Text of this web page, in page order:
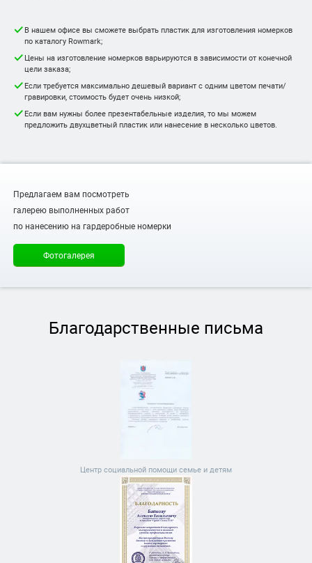
В нашем офисе вы сможете выбрать пластик для изготовления номерков
по каталогу Rowmark;
Цены на изготовление номерков варьируются в зависимости от конечной
цели заказа;
Если требуется максимально дешевый вариант с одним цветом печати/
гравировки, стоимость будет очень низкой;
Если вам нужны более презентабельные изделия, то мы можем
предложить двухцветный пластик или нанесение в несколько цветов.
Предлагаем вам посмотреть
галерею выполненных работ
по нанесению на гардеробные номерки
Фотогалерея
Благодарственные письма
Центр социальной помощи семье и детям